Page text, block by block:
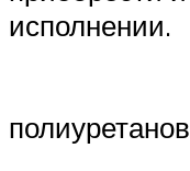
исполнении.